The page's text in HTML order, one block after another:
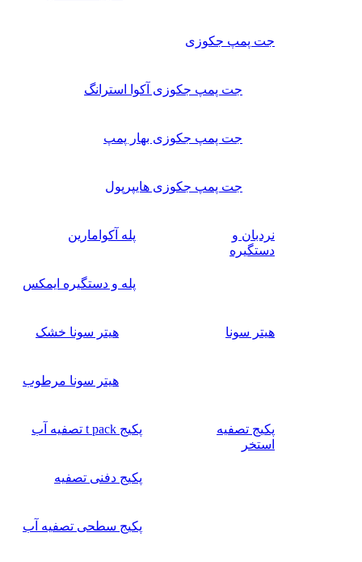
جت پمپ جکوزی
جت پمپ جکوزی آکوا استرانگ
جت پمپ جکوزی بهار پمپ
جت پمپ جکوزی هایپرپول
نردبان و
دستگیره
پله آکوامارین
پله و دستگیره ایمکس
هیتر سونا هیتر سونا خشک
هیتر سونا مرطوب
پکیج تصفیه
استخر
پکیج t pack تصفیه آب
پکیج دفنی تصفیه
پکیج سطحی تصفیه آب